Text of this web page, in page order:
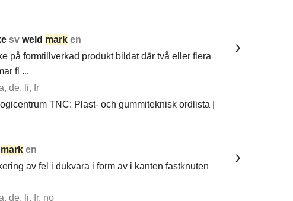
sv weld mark en
på formtillverkad produkt bildat där två eller flera
fl ...
de, fi, fr
TNC: Plast- och gummiteknisk ordlista |
mark en
av fel i dukvara i form av i kanten fastknuten
de, fi, fr, no